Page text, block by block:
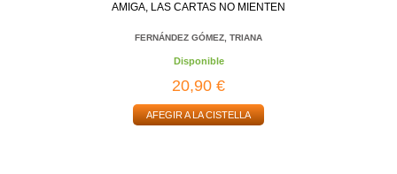
AMIGA, LAS CARTAS NO MIENTEN
FERNÁNDEZ GÓMEZ, TRIANA
Disponible
20,90 €
AFEGIR A LA CISTELLA